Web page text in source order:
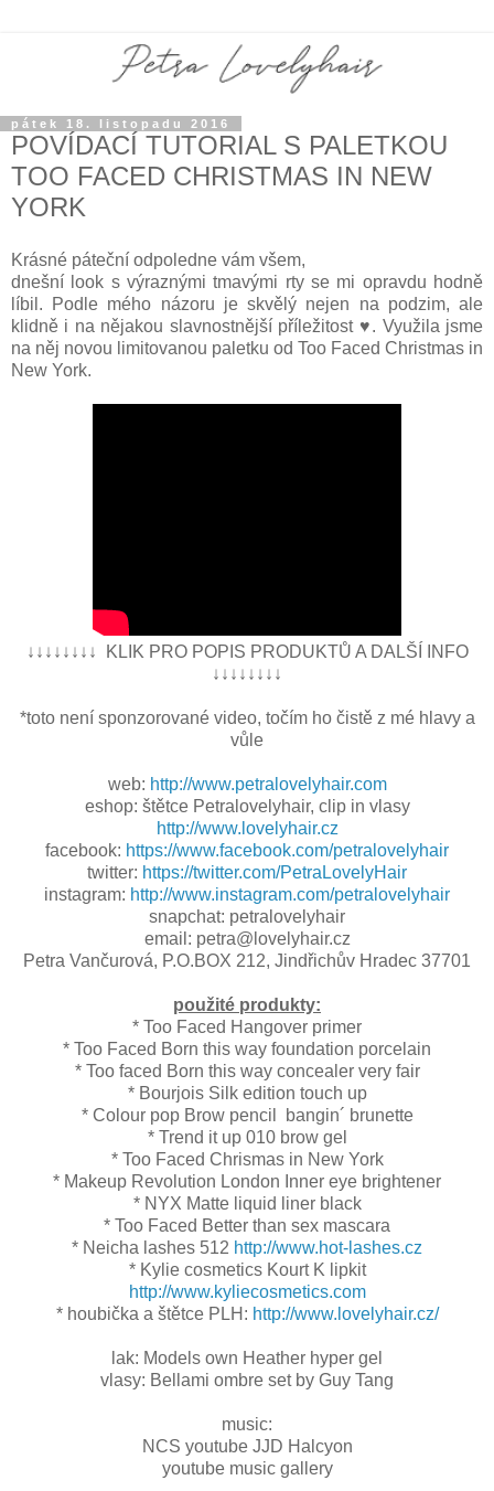
pátek 18. listopadu 2016
POVÍDACÍ TUTORIAL S PALETKOU
TOO FACED CHRISTMAS IN NEW
YORK
Krásné páteční odpoledne vám všem,
dnešní look s výraznými tmavými rty se mi opravdu hodně
líbil. Podle mého názoru je skvělý nejen na podzim, ale
klidně i na nějakou slavnostnější příležitost ♥. Využila jsme
na něj novou limitovanou paletku od Too Faced Christmas in
New York.
↓↓↓↓↓↓↓↓ KLIK PRO POPIS PRODUKTŮ A DALŠÍ INFO
↓↓↓↓↓↓↓↓
*toto není sponzorované video, točím ho čistě z mé hlavy a
vůle
web: http://www.petralovelyhair.com
eshop: štětce Petralovelyhair, clip in vlasy
http://www.lovelyhair.cz
facebook: https://www.facebook.com/petralovelyhair
twitter: https://twitter.com/PetraLovelyHair
instagram: http://www.instagram.com/petralovelyhair
snapchat: petralovelyhair
email: petra@lovelyhair.cz
Petra Vančurová, P.O.BOX 212, Jindřichův Hradec 37701
použité produkty:
* Too Faced Hangover primer
* Too Faced Born this way foundation porcelain
* Too faced Born this way concealer very fair
* Bourjois Silk edition touch up
* Colour pop Brow pencil bangin´ brunette
* Trend it up 010 brow gel
* Too Faced Chrismas in New York
* Makeup Revolution London Inner eye brightener
* NYX Matte liquid liner black
* Too Faced Better than sex mascara
* Neicha lashes 512 http://www.hot-lashes.cz
* Kylie cosmetics Kourt K lipkit
http://www.kyliecosmetics.com
* houbička a štětce PLH: http://www.lovelyhair.cz/
lak: Models own Heather hyper gel
vlasy: Bellami ombre set by Guy Tang
music:
NCS youtube JJD Halcyon
youtube music gallery